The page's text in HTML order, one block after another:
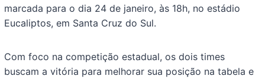
marcada para o dia 24 de janeiro, às 18h, no estádio
Eucaliptos, em Santa Cruz do Sul.
Com foco na competição estadual, os dois times
buscam a vitória para melhorar sua posição na tabela e